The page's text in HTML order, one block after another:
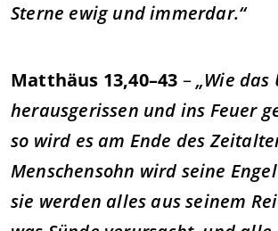
Sterne ewig und immerdar.“
Matthäus 13,40–43 –„Wie
herausgerissen und ins Feuer
so wird es am Ende des
Menschensohn wird seine
sie werden alles aus seinem